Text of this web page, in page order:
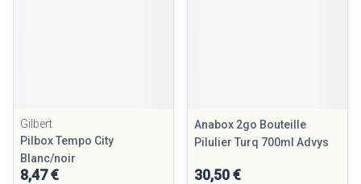
Gilbert
Pilbox Tempo City
Blanc/noir
8,47 €
Anabox 2go Bouteille
Pilulier Turq 700ml Advys
30,50 €